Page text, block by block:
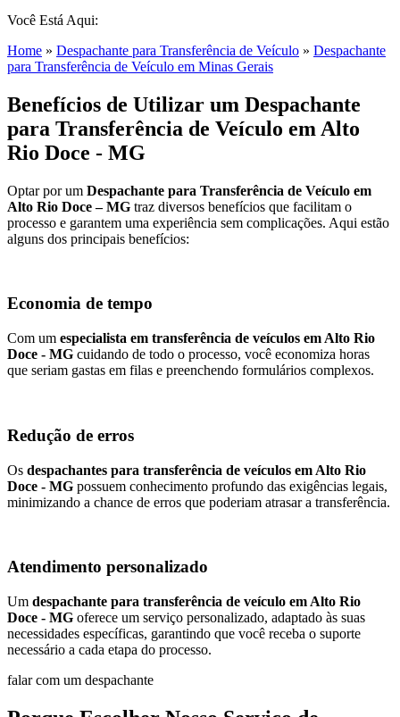
Você Está Aqui:
Home » Despachante para Transferência de Veículo » Despachante
para Transferência de Veículo em Minas Gerais
Benefícios de Utilizar um Despachante
para Transferência de Veículo em Alto
Rio Doce - MG
Optar por um Despachante para Transferência de Veículo em
Alto Rio Doce – MG traz diversos benefícios que facilitam o
processo e garantem uma experiência sem complicações. Aqui estão
alguns dos principais benefícios:
Economia de tempo
Com um especialista em transferência de veículos em Alto Rio
Doce - MG cuidando de todo o processo, você economiza horas
que seriam gastas em filas e preenchendo formulários complexos.
Redução de erros
Os despachantes para transferência de veículos em Alto Rio
Doce - MG possuem conhecimento profundo das exigências legais,
minimizando a chance de erros que poderiam atrasar a transferência.
Atendimento personalizado
Um despachante para transferência de veículo em Alto Rio
Doce - MG oferece um serviço personalizado, adaptado às suas
necessidades específicas, garantindo que você receba o suporte
necessário a cada etapa do processo.
falar com um despachante